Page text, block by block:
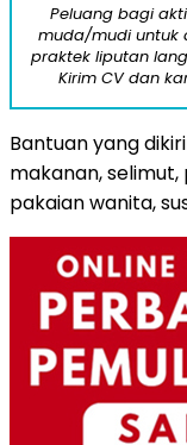
Peluang bagi
muda/mudi untuk
praktek liputan
Kirim CV dan
Bantuan yang
makanan,
pakaian wanita,